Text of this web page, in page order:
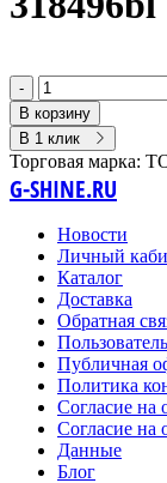
-
В корзину
В 1 клик
Торговая марка:
G-SHINE.RU
Новости
Личный
Каталог
Доставка
Обратная
Публичная
Политика
Согласие на
Согласие на
Данные
Блог